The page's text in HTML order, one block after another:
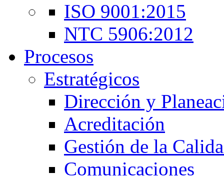
ISO 9001:2015
NTC 5906:2012
Procesos
Estratégicos
Dirección y
Acreditación
Gestión de la
Comunicaciones